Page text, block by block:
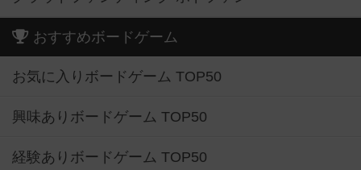
おすすめボードゲーム
お気に入りボードゲーム TOP50
興味ありボードゲーム TOP50
経験ありボードゲーム TOP50